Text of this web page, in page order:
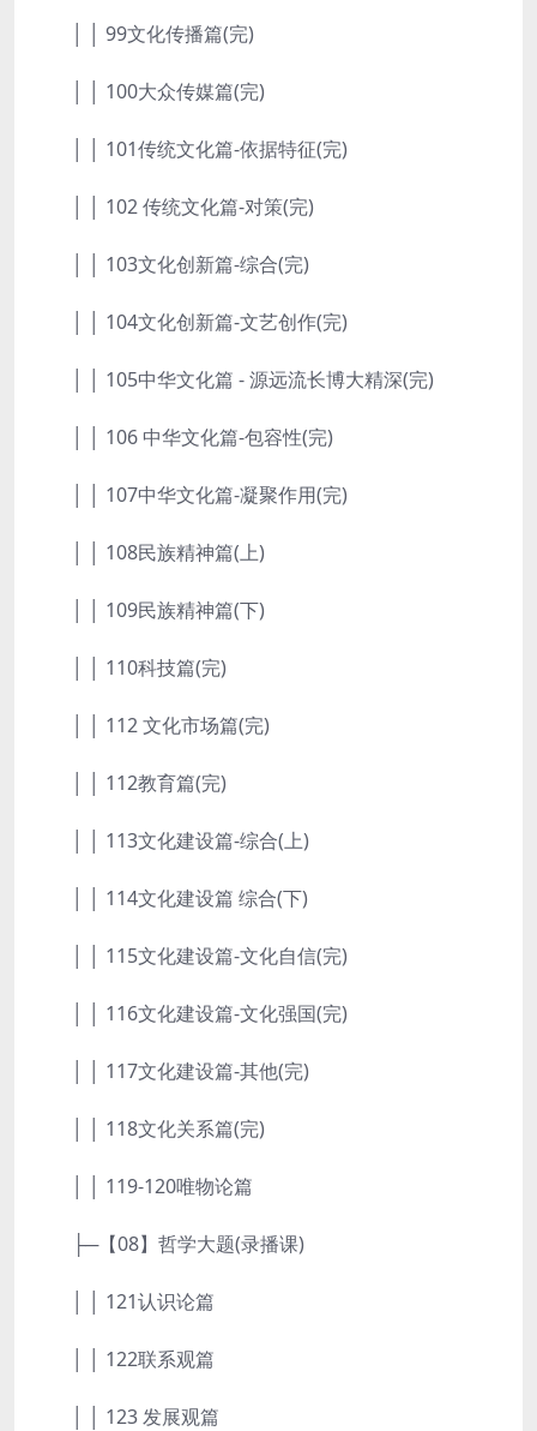
│ │ 99文化传播篇(完)
│ │ 100大众传媒篇(完)
│ │ 101传统文化篇-依据特征(完)
│ │ 102 传统文化篇-对策(完)
│ │ 103文化创新篇-综合(完)
│ │ 104文化创新篇-文艺创作(完)
│ │ 105中华文化篇 - 源远流长博大精深(完)
│ │ 106 中华文化篇-包容性(完)
│ │ 107中华文化篇-凝聚作用(完)
│ │ 108民族精神篇(上)
│ │ 109民族精神篇(下)
│ │ 110科技篇(完)
│ │ 112 文化市场篇(完)
│ │ 112教育篇(完)
│ │ 113文化建设篇-综合(上)
│ │ 114文化建设篇 综合(下)
│ │ 115文化建设篇-文化自信(完)
│ │ 116文化建设篇-文化强国(完)
│ │ 117文化建设篇-其他(完)
│ │ 118文化关系篇(完)
│ │ 119-120唯物论篇
├─【08】哲学大题(录播课)
│ │ 121认识论篇
│ │ 122联系观篇
│ │ 123 发展观篇